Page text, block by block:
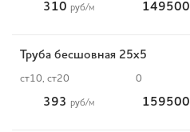
310 руб/м 149500
Труба бесшовная 25х5
ст10, ст20 0
393 руб/м 159500